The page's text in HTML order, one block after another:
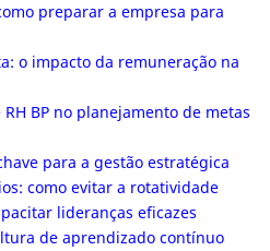
preparar a empresa para
o impacto da remuneração na
BP no planejamento de metas
para a gestão estratégica
como evitar a rotatividade
lideranças eficazes
de aprendizado contínuo